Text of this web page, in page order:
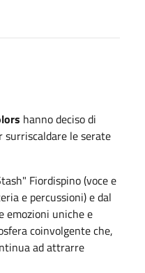
hanno deciso di
le serate
Fiordispino (voce e
e percussioni) e dal
emozioni uniche e
coinvolgente che,
ad attrarre